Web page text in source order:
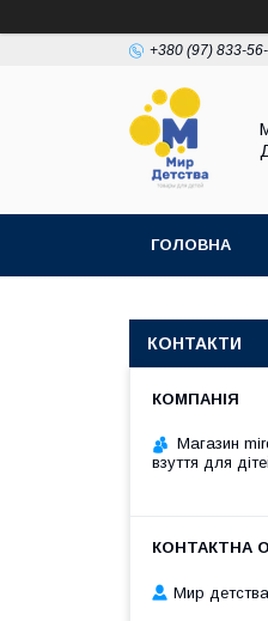
+380 (97) 833-
ГОЛОВНА
КОНТАКТИ
Магазин
взуття для
Мир детства